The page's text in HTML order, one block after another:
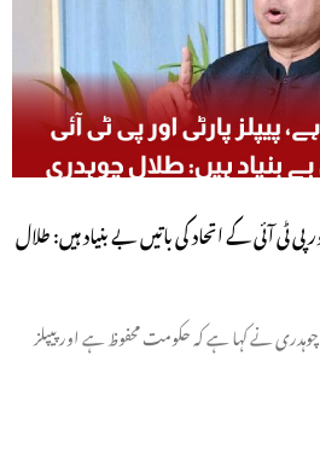
ٹی آئی کے اتحاد کی باتیں بے بنیاد ہیں: طلال
نے کہا ہے کہ حکومت محفوظ ہے اور پیپلز